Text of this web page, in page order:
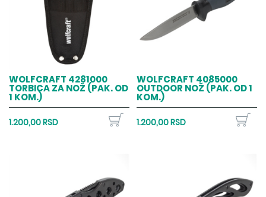
WOLFCRAFT 4281000
TORBICA ZA NOŽ (PAK. OD
1 KOM.)
1.200,00 RSD
WOLFCRAFT 4085000
OUTDOOR NOŽ (PAK. OD 1
KOM.)
1.200,00 RSD